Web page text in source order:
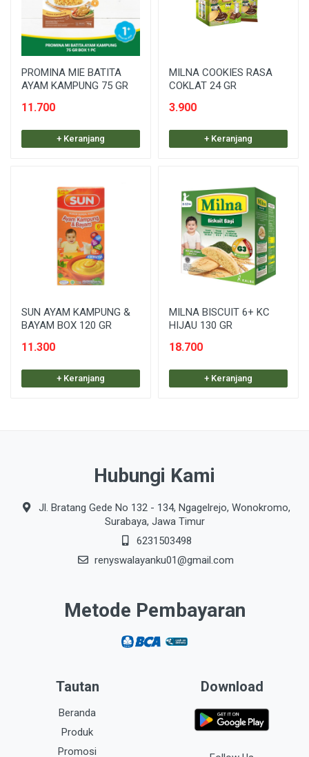
PROMINA MIE BATITA
AYAM KAMPUNG 75 GR
11.700
+ Keranjang
MILNA COOKIES RASA
COKLAT 24 GR
3.900
+ Keranjang
SUN AYAM KAMPUNG &
BAYAM BOX 120 GR
11.300
+ Keranjang
MILNA BISCUIT 6+ KC
HIJAU 130 GR
18.700
+ Keranjang
Hubungi Kami
Jl. Bratang Gede No 132 - 134, Ngagelrejo, Wonokromo,
Surabaya, Jawa Timur
6231503498
renyswalayanku01@gmail.com
Metode Pembayaran
Tautan
Beranda
Produk
Promosi
Download